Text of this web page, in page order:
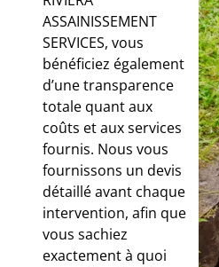
ASSAINISSEMENT
SERVICES, vous
bénéficiez également
d’une transparence
totale quant aux
coûts et aux services
fournis. Nous vous
fournissons un devis
détaillé avant chaque
intervention, afin que
vous sachiez
exactement à quoi